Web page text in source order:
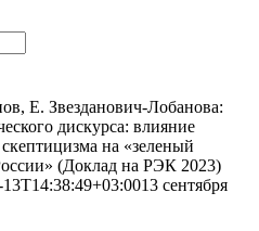
Е. Звезданович-Лобанова:
дискурса: влияние
на «зеленый
(Доклад на РЭК 2023)
13 сентября